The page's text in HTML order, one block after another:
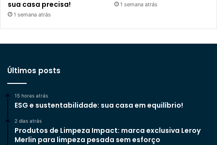
sua casa precisa!
1 semana atrás
1 semana atrás
Últimos posts
15 horas atrás
ESG e sustentabilidade: sua casa em equilíbrio!
2 dias atrás
Produtos de Limpeza Impact: marca exclusiva Leroy
Merlin para limpeza pesada sem esforço